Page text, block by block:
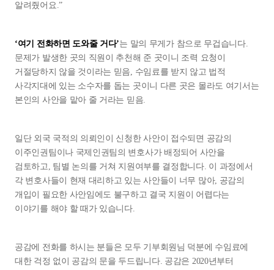
알려줬어요.”
‘여기 전화하면 도와줄 거다’는 말의 무게가 참으로 무겁습니다.
문제가 발생한 곳의 직원이 추천해 준 곳이니 조력 요청이
거절당하지 않을 것이라는 믿음, 수임료를 받지 않고 법적
사각지대에 있는 소수자를 돕는 곳이니 다른 곳은 몰라도 여기서는
본인의 사안을 맡아 줄 거라는 믿음.
일단 외국 국적의 의뢰인이 신청한 사안이 접수되면 공감의
이주인권팀이나 국제인권팀의 변호사가 배정되어 사안을
검토하고, 팀별 논의를 거쳐 지원여부를 결정합니다. 이 과정에서
각 변호사들이 현재 대리하고 있는 사안들이 너무 많아, 공감의
개입이 필요한 사안임에도 불구하고 결국 지원이 어렵다는
이야기를 해야 할 때가 있습니다.
공감에 전화를 하시는 분들은 모두 기부회원님 덕분에 수임료에
대한 걱정 없이 공감의 문을 두드립니다. 공감은 2020년부터